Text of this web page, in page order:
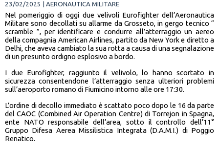
23/02/2025 | AERONAUTICA MILITARE
Nel pomeriggio di oggi due velivoli Eurofighter dell’Aeronautica
Militare sono decollati su allarme da Grosseto, in gergo tecnico “
scramble ”, per identificare e condurre all’atterraggio un aereo
della compagnia American Airlines, partito da New York e diretto a
Delhi, che aveva cambiato la sua rotta a causa di una segnalazione
di un presunto ordigno esplosivo a bordo.
I due Eurofighter, raggiunto il velivolo, lo hanno scortato in
sicurezza consentendone l’atterraggio senza ulteriori problemi
sull’aeroporto romano di Fiumicino intorno alle ore 17:30.
L’ordine di decollo immediato è scattato poco dopo le 16 da parte
del CAOC (Combined Air Operation Centre) di Torrejon in Spagna,
ente NATO responsabile dell’area, sotto il controllo dell’11°
Gruppo Difesa Aerea Missilistica Integrata (D.A.M.I.) di Poggio
Renatico.